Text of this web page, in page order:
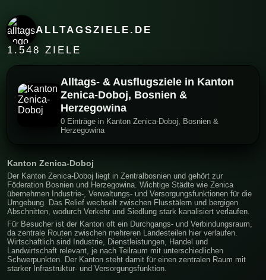
ALLTAGSZIELE.DE
1.548 ZIELE
Alltags- & Ausflugsziele in Kanton
Zenica-Doboj, Bosnien &
Herzegowina
0 Einträge in Kanton Zenica-Doboj, Bosnien &
Herzegowina
Kanton Zenica-Doboj
Der Kanton Zenica-Doboj liegt in Zentralbosnien und gehört zur
Föderation Bosnien und Herzegowina. Wichtige Städte wie Zenica
übernehmen Industrie-, Verwaltungs- und Versorgungsfunktionen für die
Umgebung. Das Relief wechselt zwischen Flusstälern und bergigen
Abschnitten, wodurch Verkehr und Siedlung stark kanalisiert verlaufen.
Für Besucher ist der Kanton oft ein Durchgangs- und Verbindungsraum,
da zentrale Routen zwischen mehreren Landesteilen hier verlaufen.
Wirtschaftlich sind Industrie, Dienstleistungen, Handel und
Landwirtschaft relevant, je nach Teilraum mit unterschiedlichen
Schwerpunkten. Der Kanton steht damit für einen zentralen Raum mit
starker Infrastruktur- und Versorgungsfunktion.